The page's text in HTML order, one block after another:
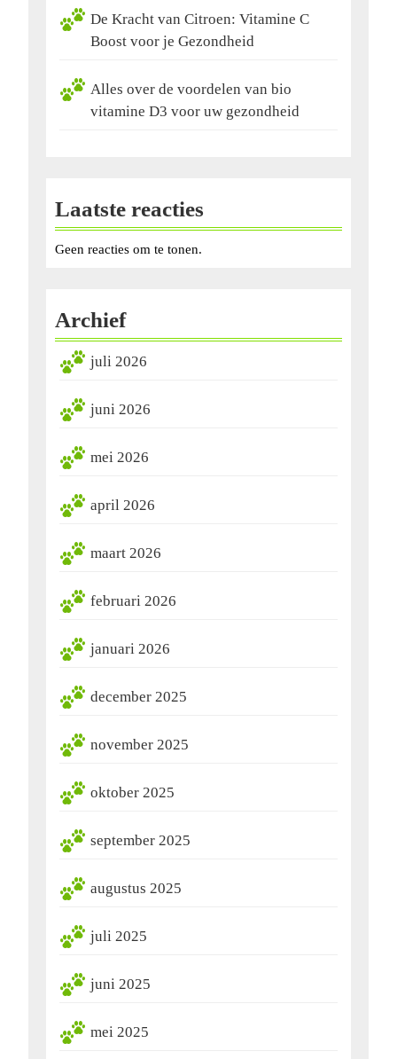
De Kracht van Citroen: Vitamine C
Boost voor je Gezondheid
Alles over de voordelen van bio
vitamine D3 voor uw gezondheid
Laatste reacties
Geen reacties om te tonen.
Archief
juli 2026
juni 2026
mei 2026
april 2026
maart 2026
februari 2026
januari 2026
december 2025
november 2025
oktober 2025
september 2025
augustus 2025
juli 2025
juni 2025
mei 2025